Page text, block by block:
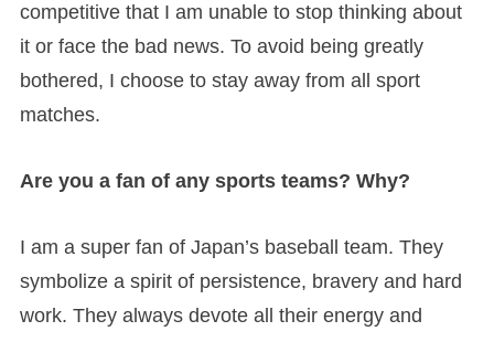
competitive that I am unable to stop thinking about
it or face the bad news. To avoid being greatly
bothered, I choose to stay away from all sport
matches.
Are you a fan of any sports teams? Why?
I am a super fan of Japan’s baseball team. They
symbolize a spirit of persistence, bravery and hard
work. They always devote all their energy and